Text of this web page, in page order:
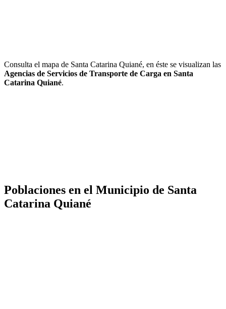
Consulta el mapa de Santa Catarina Quiané, en éste se visualizan las
Agencias de Servicios de Transporte de Carga en Santa
Catarina Quiané.
Poblaciones en el Municipio de Santa
Catarina Quiané